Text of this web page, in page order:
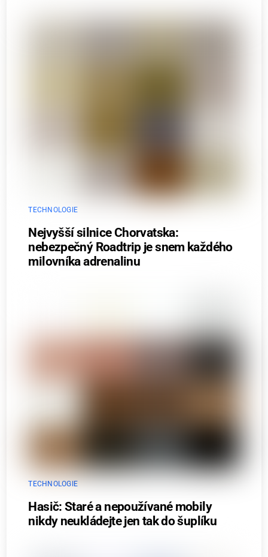
TECHNOLOGIE
Nejvyšší silnice Chorvatska:
nebezpečný Roadtrip je snem každého
milovníka adrenalinu
TECHNOLOGIE
Hasič: Staré a nepoužívané mobily
nikdy neukládejte jen tak do šuplíku